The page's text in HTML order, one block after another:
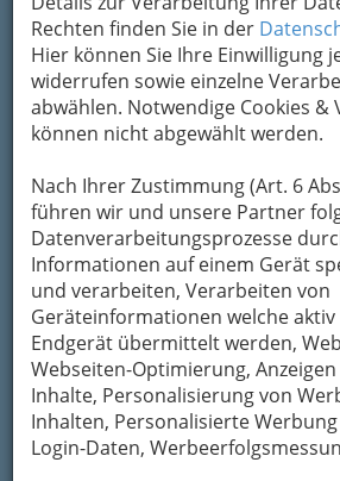
Rechten finden Sie in der
Hier können Sie Ihre Einwilligung
widerrufen sowie einzelne
abwählen. Notwendige Cookies &
können nicht abgewählt werden.
Nach Ihrer Zustimmung (Art. 6
führen wir und unsere Partner
Datenverarbeitungsprozesse
Informationen auf einem Gerät
und verarbeiten, Verarbeiten von
Geräteinformationen welche
Endgerät übermittelt werden,
Webseiten-Optimierung,
Inhalte, Personalisierung von
Inhalten, Personalisierte
Login-Daten,
NORIS Feuerschutzgeräte
Baumkircherstraße 2, 8020
+43 316 711 821
+43 316 718 020
Eintrag ändern
Kategorien
ROTH Handel &
Bauhandwerkerservice
Plüddemanngasse 67, 8010
+43 316 831 018-399
+43 316 831 018-214
+43 810 001 003